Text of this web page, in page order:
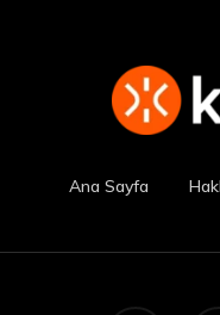
Ana Sayfa